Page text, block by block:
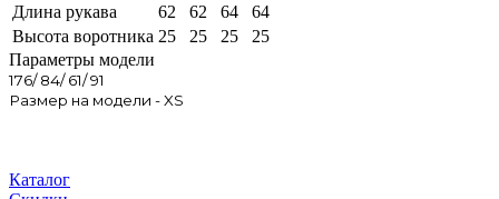
Длина рукава
62 62 64
64
Высота воротника 25 25 25
25
Параметры модели
176/ 84/ 61/ 91
Размер на модели - XS
Каталог